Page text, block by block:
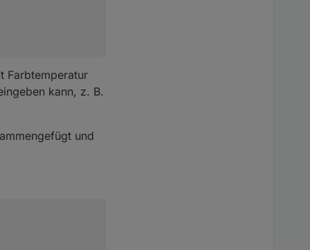
Farbtemperatur
kann, z. B.
und